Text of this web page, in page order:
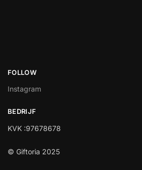
FOLLOW
Instagram
BEDRIJF
KVK :97678678
© Giftoria 2025